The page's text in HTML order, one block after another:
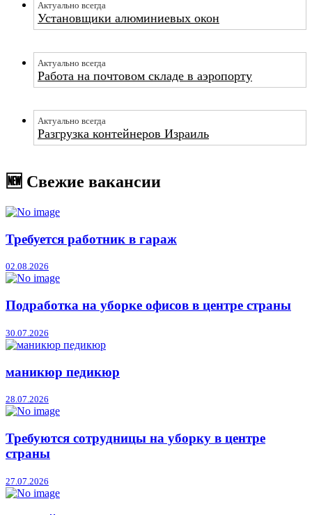
Актуально всегда
Установщики алюминиевых окон
Актуально всегда
Работа на почтовом складе в аэропорту
Актуально всегда
Разгрузка контейнеров Израиль
🆕 Свежие вакансии
Требуется работник в гараж
02.08.2026
Подработка на уборке офисов в центре страны
30.07.2026
маникюр педикюр
28.07.2026
Требуются сотрудницы на уборку в центре
страны
27.07.2026